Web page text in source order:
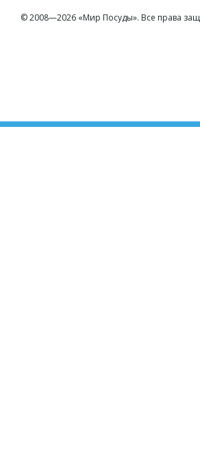
© 2008—2026 «Мир Посуды». Все права